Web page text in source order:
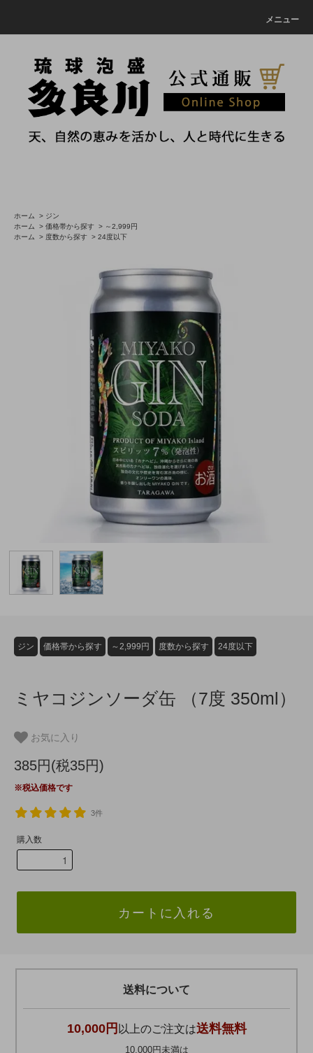
メニュー
ホーム > ジン
ホーム
> 価格帯から探す > ～2,999円
ホーム
> 度数から探す > 24度以下
ジン 価格帯から探す ～2,999円 度数から探す 24度以下
ミヤコジンソーダ缶 （7度 350ml）
お気に入り
385円(税35円)
※税込価格です
3件
購入数
カートに入れる
送料について
10,000円 以上のご注文は送料無料
10,000円未満は